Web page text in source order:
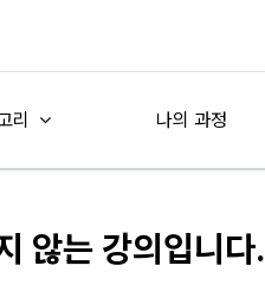
리 나의 과정
않는 강의입니다.